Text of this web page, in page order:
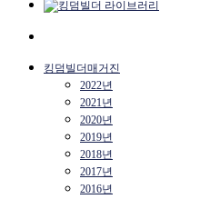
킹덤빌더매거진
2022년
2021년
2020년
2019년
2018년
2017년
2016년